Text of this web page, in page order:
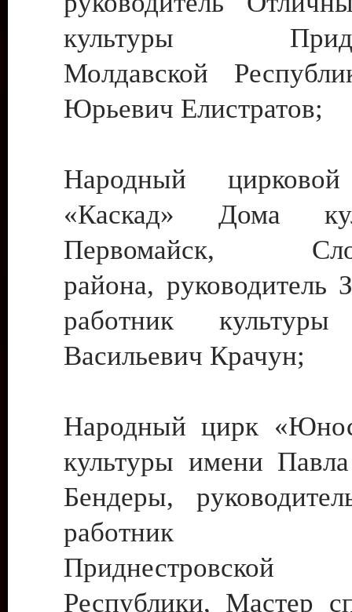
культуры
Молдавской
Юрьевич Елистратов;
Народный цирковой
«Каскад» Дома
Первомайск,
района, руководитель
работник культуры
Васильевич Крачун;
Народный цирк
культуры имени
Бендеры,
работник
Приднестровской
Республики, Мастер